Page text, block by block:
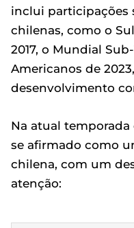
inclui participações
chilenas, como o
2017, o Mundial
Americanos de
desenvolvimento
Na atual temporada
se afirmado como
chilena, com um
atenção: